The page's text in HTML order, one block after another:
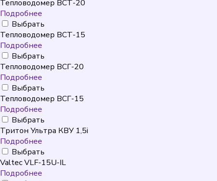
Тепловодомер ВСТ-20
Подробнее
Выбрать
Тепловодомер ВСТ-15
Подробнее
Выбрать
Тепловодомер ВСГ-20
Подробнее
Выбрать
Тепловодомер ВСГ-15
Подробнее
Выбрать
Тритон Ультра КВУ 1,5i
Подробнее
Выбрать
Valtec VLF-15U-IL
Подробнее